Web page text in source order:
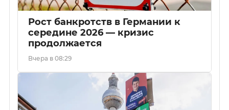
Рост банкротств в Германии к
середине 2026 — кризис
продолжается
Вчера в 08:29